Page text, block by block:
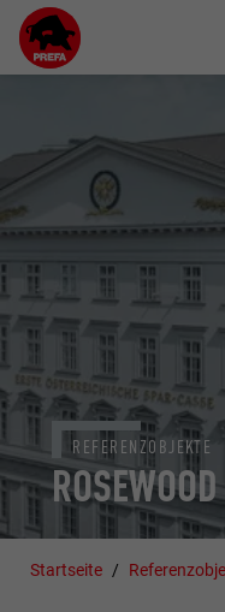
REFERENZOBJEKTE
Startseite